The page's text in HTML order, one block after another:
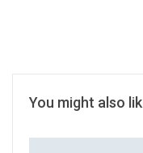
You might also